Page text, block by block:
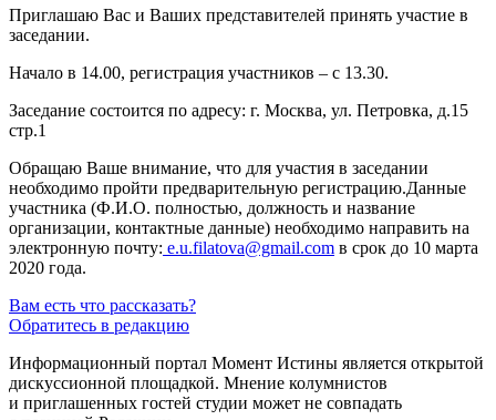
Приглашаю Вас и Ваших представителей принять участие в
заседании.
Начало в 14.00, регистрация участников – с 13.30.
Заседание состоится по адресу: г. Москва, ул. Петровка, д.15
стр.1
Обращаю Ваше внимание, что для участия в заседании
необходимо пройти предварительную регистрацию.Данные
участника (Ф.И.О. полностью, должность и название
организации, контактные данные) необходимо направить на
электронную почту: e.u.filatova@gmail.com в срок до 10 марта
2020 года.
Вам есть что рассказать?
Обратитесь в редакцию
Информационный портал Момент Истины является открытой
дискуссионной площадкой. Мнение колумнистов
и приглашенных гостей студии может не совпадать